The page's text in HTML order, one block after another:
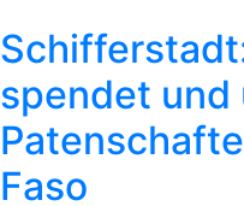
spendet und
Faso